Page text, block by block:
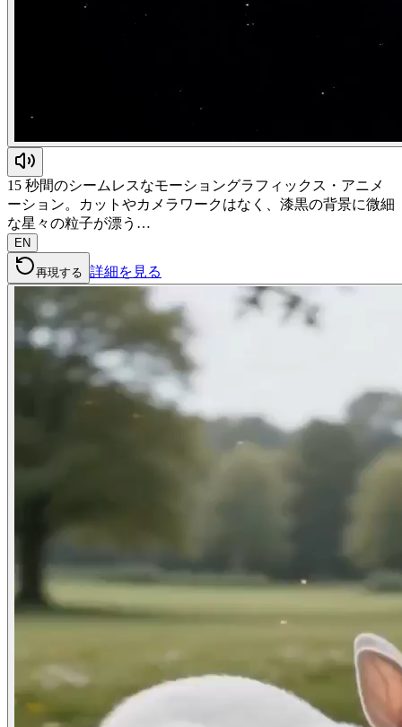
15 秒間のシームレスなモーショングラフィックス・アニメ
ーション。カットやカメラワークはなく、漆黒の背景に微細
な星々の粒子が漂う…
EN
再現する 詳細を見る